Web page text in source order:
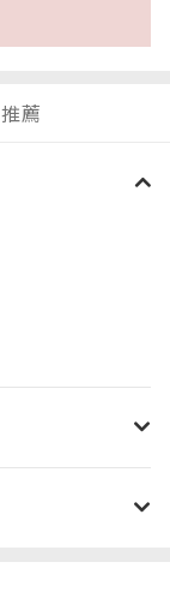
推薦